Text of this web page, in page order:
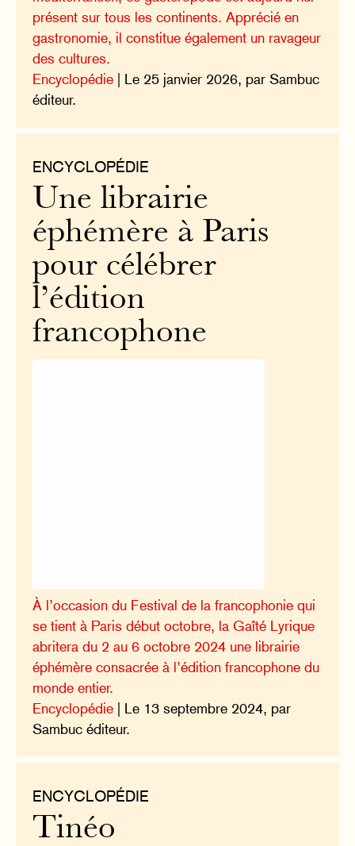
présent sur tous les continents. Apprécié en
gastronomie, il constitue également un ravageur
des cultures.
Encyclopédie | Le 25 janvier 2026, par Sambuc
éditeur.
ENCYCLOPÉDIE
Une librairie
éphémère à Paris
pour célébrer
l’édition
francophone
À l’occasion du Festival de la francophonie qui
se tient à Paris début octobre, la Gaîté Lyrique
abritera du 2 au 6 octobre 2024 une librairie
éphémère consacrée à l’édition francophone du
monde entier.
Encyclopédie | Le 13 septembre 2024, par
Sambuc éditeur.
ENCYCLOPÉDIE
Tinéo